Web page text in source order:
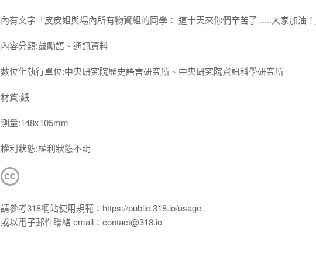
內有文字「皮皮姐與場內所有物資組的同學： 這十天來你們辛苦了......大家加油！
內容分類:鼓勵語、通訊資料
數位化執行單位:中央研究院歷史語言研究所、中央研究院資訊科學研究所
材質:紙
測量:148x105mm
權利狀態:權利狀態不明
請參考318網站使用規範：https://public.318.io/usage
或以電子郵件聯絡 email：contact@318.io